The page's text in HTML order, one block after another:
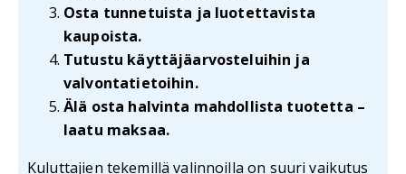
Osta tunnetuista ja luotettavista
kaupoista.
Tutustu käyttäjäarvosteluihin ja
valvontatietoihin.
Älä osta halvinta mahdollista tuotetta –
laatu maksaa.
Kuluttajien tekemillä valinnoilla on suuri vaikutus